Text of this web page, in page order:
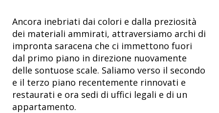
Ancora inebriati dai colori e dalla preziosità
dei materiali ammirati, attraversiamo archi di
impronta saracena che ci immettono fuori
dal primo piano in direzione nuovamente
delle sontuose scale. Saliamo verso il secondo
e il terzo piano recentemente rinnovati e
restaurati e ora sedi di uffici legali e di un
appartamento.